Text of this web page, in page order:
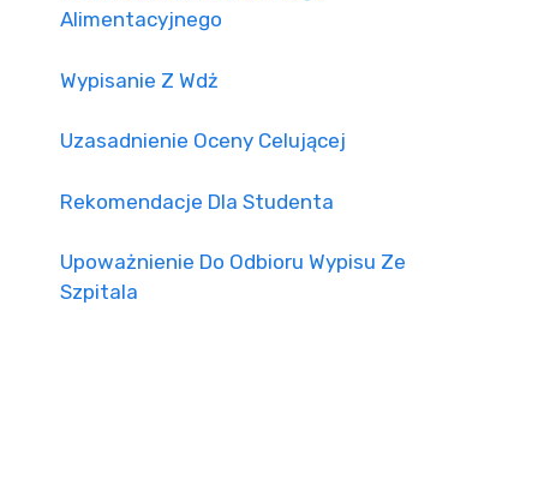
Alimentacyjnego
Wypisanie Z Wdż
Uzasadnienie Oceny Celującej
Rekomendacje Dla Studenta
Upoważnienie Do Odbioru Wypisu Ze
Szpitala